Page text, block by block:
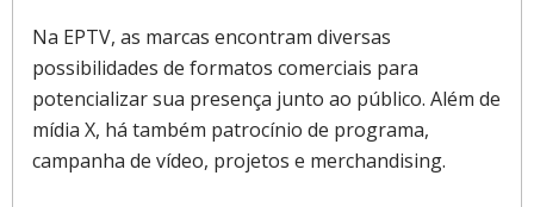
Na EPTV, as marcas encontram diversas
possibilidades de formatos comerciais para
potencializar sua presença junto ao público. Além de
mídia X, há também patrocínio de programa,
campanha de vídeo, projetos e merchandising.